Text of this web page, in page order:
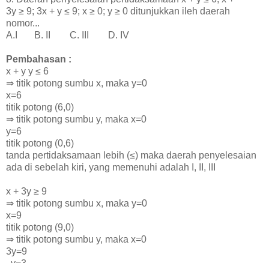
3y ≥ 9; 3x + y ≤ 9; x ≥ 0; y ≥ 0 ditunjukkan ileh daerah
nomor...
A.I B. II C. III D. IV
Pembahasan :
x + y y ≤ 6
⇒ titik potong sumbu x, maka y=0
x=6
titik potong (6,0)
⇒ titik potong sumbu y, maka x=0
y=6
titik potong (0,6)
tanda pertidaksamaan lebih (≤) maka daerah penyelesaian
ada di sebelah kiri, yang memenuhi adalah I, II, III
x + 3y ≥ 9
⇒ titik potong sumbu x, maka y=0
x=9
titik potong (9,0)
⇒ titik potong sumbu y, maka x=0
3y=9